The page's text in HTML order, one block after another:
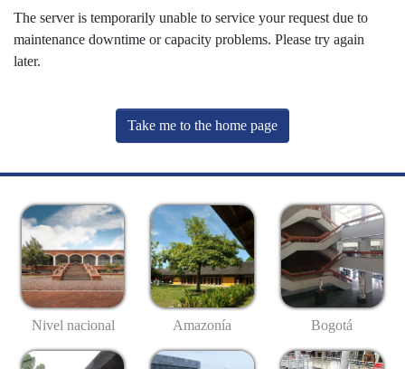
The server is temporarily unable to service your request due to
maintenance downtime or capacity problems. Please try again
later.
Take me to the home page
Nivel nacional Amazonía Bogotá